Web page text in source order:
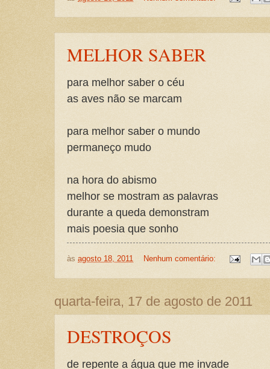
MELHOR SABER
para melhor saber o céu
as aves não se marcam
para melhor saber o mundo
permaneço mudo
na hora do abismo
melhor se mostram as palavras
durante a queda demonstram
mais poesia que sonho
às agosto 18, 2011 Nenhum comentário:
quarta-feira, 17 de agosto de 2011
DESTROÇOS
de repente a água que me invade